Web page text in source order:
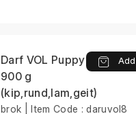
Darf VOL Puppy brok
900 g
(kip,rund,lam,geit)
brok | Item Code : daruvol8